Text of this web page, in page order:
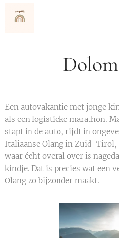
Een autovakantie met jonge
als een logistieke marathon.
stapt in de auto, rijdt in
Italiaanse Olang in Zuid-Tirol,
waar écht overal over is
kindje. Dat is precies wat een
Olang zo bijzonder maakt.